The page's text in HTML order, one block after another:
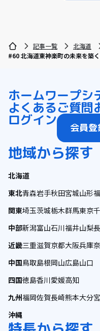
記事一覧 北海道
#60 北海道東神楽町の未来を築
ホームワープシ
よくあるご質問
ログイン 会員登
地域から探す
北海道
東北青森岩手秋田宮城山形
関東埼玉茨城栃木群馬東京
中部新潟富山石川福井山梨
近畿三重滋賀京都大阪兵庫
中国鳥取島根岡山広島山口
四国徳島香川愛媛高知
九州福岡佐賀長崎熊本大分
沖縄